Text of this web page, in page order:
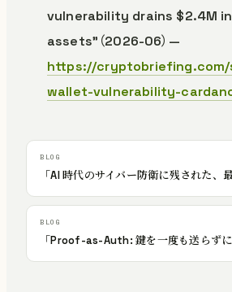
vulnerability drains $2.4M
assets”（2026-06）—
https://
wallet-vulnerability-
「AI 時代のサイバー防衛に残された、
「Proof-as-Auth: 鍵を一度も送らずに